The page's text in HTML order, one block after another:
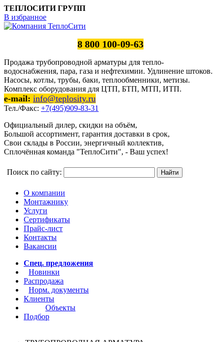
ТЕПЛОСИТИ ГРУПП
В избранное
8 800 100-09-63
Продажа трубопроводной арматуры для тепло-
водоснабжения, пара, газа и нефтехимии. Удлинение штоков.
Насосы, котлы, трубы, баки, теплообменники, метизы.
Комплекс оборудования для ЦТП, БТП, МТП, ИТП.
e-mail: info@teplosity.ru
Тел./Факс: +7(495)909-83-31
Официальный дилер, скидки на объём,
Большой ассортимент, гарантия доставки в срок,
Свои склады в России, энергичный коллектив,
Сплочённая команда "ТеплоСити", - Ваш успех!
Поиск по сайту:
О компании
Монтажнику
Услуги
Сертификаты
Прайс-лист
Контакты
Вакансии
Спец. предложения
Новинки
Распродажа
Норм. документы
Клиенты
Объекты
Подбор